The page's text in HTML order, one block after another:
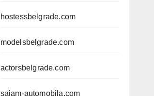
hostessbelgrade.com
modelsbelgrade.com
actorsbelgrade.com
sajam-automobila.com